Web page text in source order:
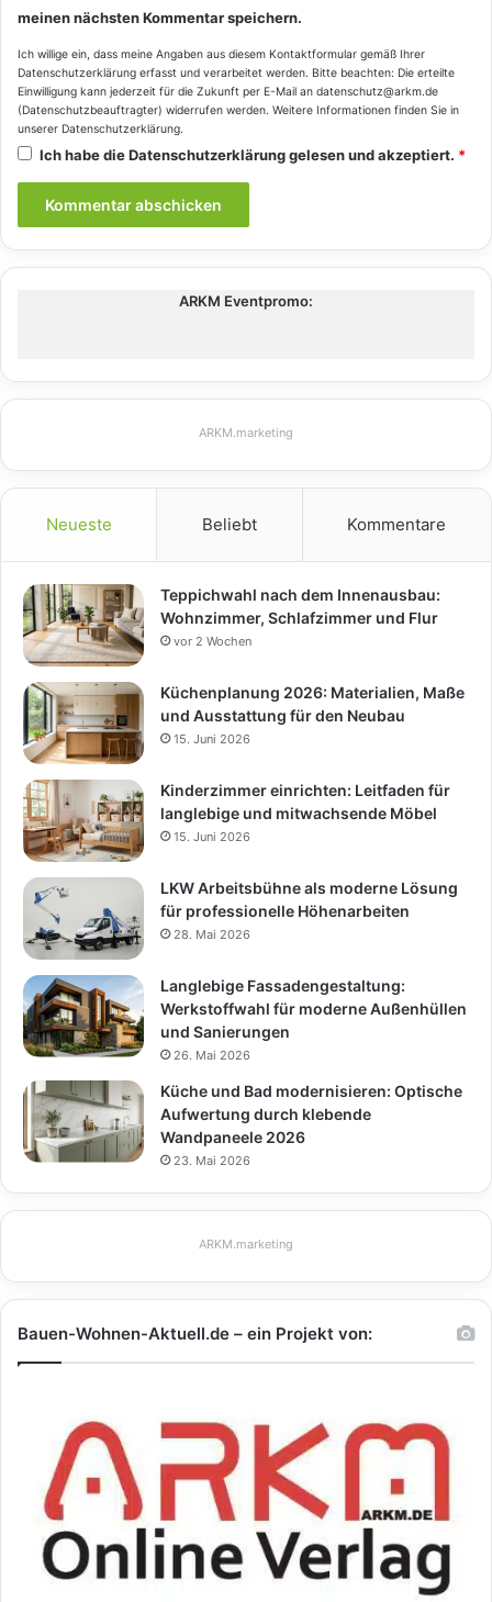
meinen nächsten Kommentar speichern.
Ich willige ein, dass meine Angaben aus diesem Kontaktformular gemäß Ihrer
Datenschutzerklärung erfasst und verarbeitet werden. Bitte beachten: Die erteilte
Einwilligung kann jederzeit für die Zukunft per E-Mail an datenschutz@arkm.de
(Datenschutzbeauftragter) widerrufen werden. Weitere Informationen finden Sie in
unserer Datenschutzerklärung.
Ich habe dieDatenschutzerklärunggelesen und akzeptiert. *
ARKM Eventpromo:
ARKM.marketing
Neueste Beliebt Kommentare
Teppichwahl nach dem Innenausbau:
Wohnzimmer, Schlafzimmer und Flur
vor 2 Wochen
Küchenplanung 2026: Materialien, Maße
und Ausstattung für den Neubau
15. Juni 2026
Kinderzimmer einrichten: Leitfaden für
langlebige und mitwachsende Möbel
15. Juni 2026
LKW Arbeitsbühne als moderne Lösung
für professionelle Höhenarbeiten
28. Mai 2026
Langlebige Fassadengestaltung:
Werkstoffwahl für moderne Außenhüllen
und Sanierungen
26. Mai 2026
Küche und Bad modernisieren: Optische
Aufwertung durch klebende
Wandpaneele 2026
23. Mai 2026
ARKM.marketing
Bauen-Wohnen-Aktuell.de – ein Projekt von: